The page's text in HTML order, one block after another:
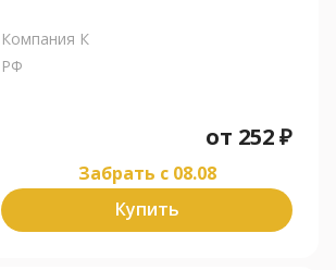
Компания К
РФ
от 252₽
Забрать c 08.08
Купить